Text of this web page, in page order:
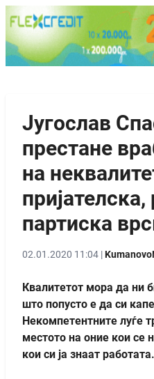
Југослав
престане
на
партиска
02.01.2020 11:04 |
Квалитетот мора да ни
што попусто е да си
Некомпетентните луѓе
местото на оние кои се
кои си ја знаат работата.